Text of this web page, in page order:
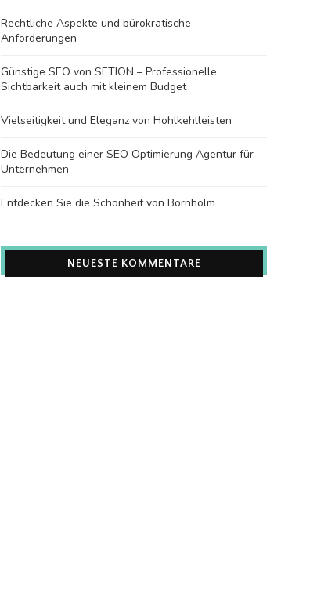
Rechtliche Aspekte und bürokratische
Anforderungen
Günstige SEO von SETION – Professionelle
Sichtbarkeit auch mit kleinem Budget
Vielseitigkeit und Eleganz von Hohlkehlleisten
Die Bedeutung einer SEO Optimierung Agentur für
Unternehmen
Entdecken Sie die Schönheit von Bornholm
NEUESTE KOMMENTARE